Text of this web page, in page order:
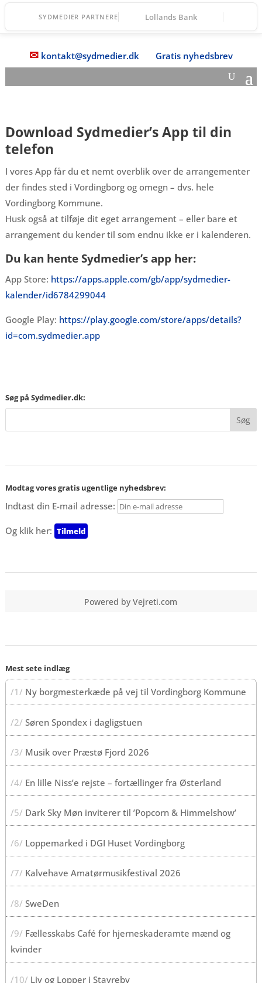
SYDMEDIER PARTNERE Lollands Bank
✉ kontakt@sydmedier.dk Gratis nyhedsbrev
Download Sydmedier’s App til din
telefon
I vores App får du et nemt overblik over de arrangementer
der findes sted i Vordingborg og omegn – dvs. hele
Vordingborg Kommune.
Husk også at tilføje dit eget arrangement – eller bare et
arrangement du kender til som endnu ikke er i kalenderen.
Du kan hente Sydmedier’s app her:
App Store: https://apps.apple.com/gb/app/sydmedier-
kalender/id6784299044
Google Play: https://play.google.com/store/apps/details?
id=com.sydmedier.app
Søg på Sydmedier.dk:
Modtag vores gratis ugentlige nyhedsbrev:
Indtast din E-mail adresse:
Og klik her:
Powered byVejreti.com
Mest sete indlæg
/1/ Ny borgmesterkæde på vej til Vordingborg Kommune
/2/ Søren Spondex i dagligstuen
/3/ Musik over Præstø Fjord 2026
/4/ En lille Niss’e rejste – fortællinger fra Østerland
/5/ Dark Sky Møn inviterer til ’Popcorn & Himmelshow’
/6/ Loppemarked i DGI Huset Vordingborg
/7/ Kalvehave Amatørmusikfestival 2026
/8/ SweDen
/9/ Fællesskabs Café for hjerneskaderamte mænd og
kvinder
/10/ Liv og Lopper i Stavreby